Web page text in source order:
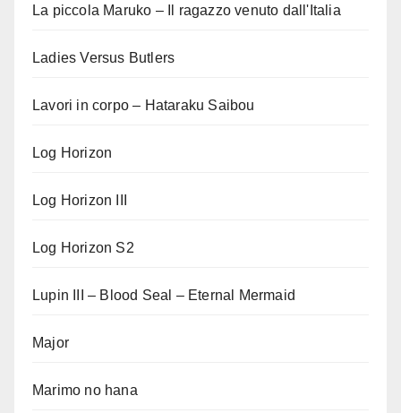
La piccola Maruko – Il ragazzo venuto dall'Italia
Ladies Versus Butlers
Lavori in corpo – Hataraku Saibou
Log Horizon
Log Horizon III
Log Horizon S2
Lupin III – Blood Seal – Eternal Mermaid
Major
Marimo no hana